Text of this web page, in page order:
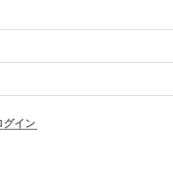
グイン